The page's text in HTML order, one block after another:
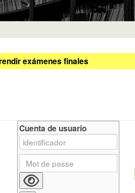
exámenes finales
Cuenta de usuario